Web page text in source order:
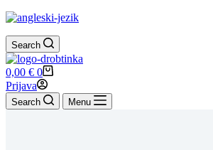
Search
Shopping
cart
0,00 € 0
Prijava
Search Menu